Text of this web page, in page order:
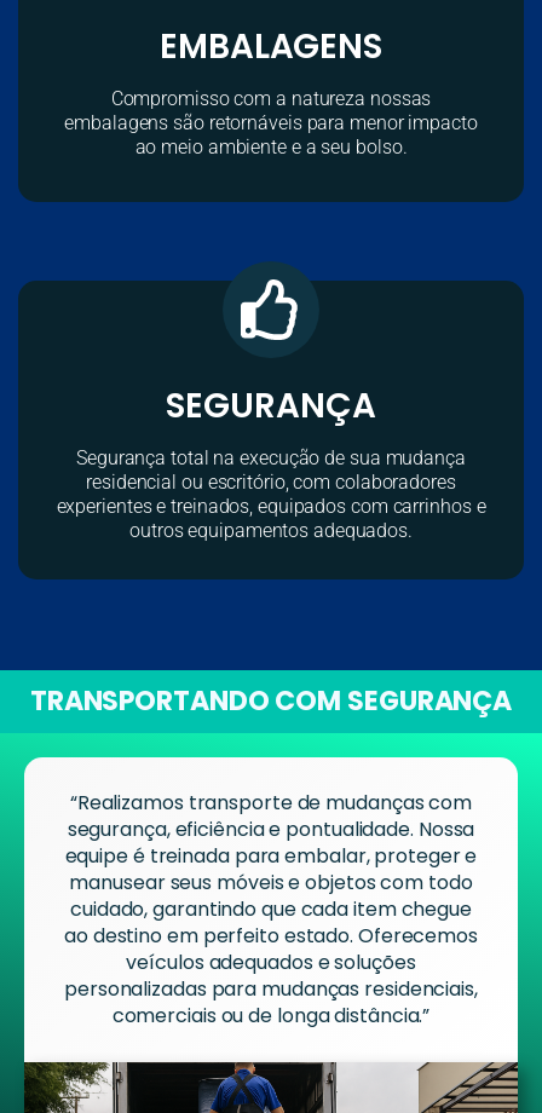
EMBALAGENS
Compromisso com a natureza nossas
embalagens são retornáveis para menor impacto
ao meio ambiente e a seu bolso.
SEGURANÇA
Segurança total na execução de sua mudança
residencial ou escritório, com colaboradores
experientes e treinados, equipados com carrinhos e
outros equipamentos adequados.
TRANSPORTANDO COM SEGURANÇA
“Realizamos transporte de mudanças com
segurança, eficiência e pontualidade. Nossa
equipe é treinada para embalar, proteger e
manusear seus móveis e objetos com todo
cuidado, garantindo que cada item chegue
ao destino em perfeito estado. Oferecemos
veículos adequados e soluções
personalizadas para mudanças residenciais,
comerciais ou de longa distância.”